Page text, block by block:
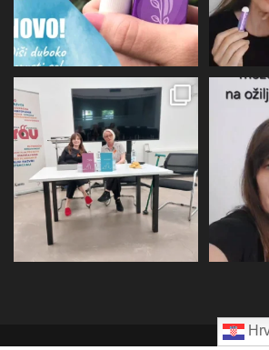
U subotu zahvaljujući Društvu
oboljelih od
26 1
Više I